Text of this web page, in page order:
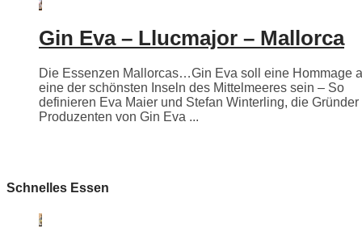
Gin Eva – Llucmajor – Mallorca
Die Essenzen Mallorcas…Gin Eva soll eine Hommage
eine der schönsten Inseln des Mittelmeeres sein – So
definieren Eva Maier und Stefan Winterling, die Gründer
Produzenten von Gin Eva ...
Schnelles Essen